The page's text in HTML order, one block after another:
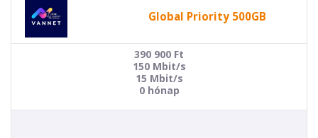
Global Priority 500GB
390 900 Ft
150 Mbit/s
15 Mbit/s
0 hónap